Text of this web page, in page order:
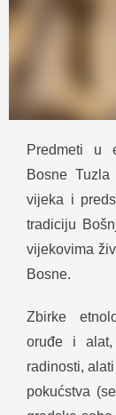
Predmeti u
Bosne
vijeka i
tradiciju
vijekovima
Bosne.
Zbirke
oruđe i alat,
radinosti,
pokućstva